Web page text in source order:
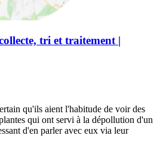
tri et traitement |
qu'ils aient l'habitude de voir des
qui ont servi à la dépollution d'un
d'en parler avec eux via leur